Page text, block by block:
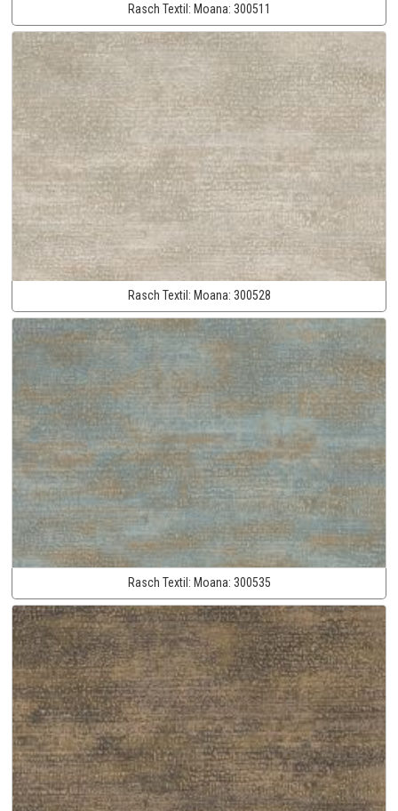
Rasch Textil: Moana: 300511
Rasch Textil: Moana: 300528
Rasch Textil: Moana: 300535